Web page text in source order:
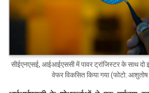
सीईएनएसई, आईआईएससी में पावर ट्रांजिस्टर के साथ
वेफर विकसित किया गया (फोटो: आशुतोष